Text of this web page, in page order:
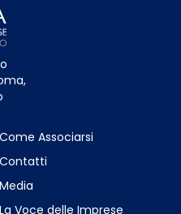
Come Associarsi
Contatti
Media
La Voce delle Imprese